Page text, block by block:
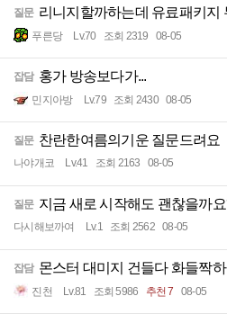
질문 리니지할까하는데 유료패키지
푸른당 Lv.70 조회 2319 08-05
잡담 홍가 방송보다가...
민지아방 Lv.79 조회 2430 08-05
질문 찬란한여름의기운 질문드려요
나야개코 Lv.41 조회 2163 08-05
질문 지금 새로 시작해도 괜찮을까
다시해보까여 Lv.1 조회 2562 08-05
잡담 몬스터 대미지 건들다 화들짝
진천 Lv.81 조회 5986 추천 7 08-05